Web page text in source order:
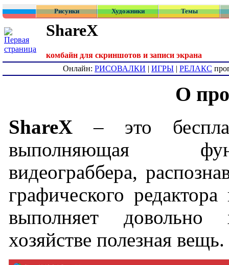
Рисунки Художники Темы
ShareX
комбайн для скриншотов и записи экрана
Онлайн: РИСОВАЛКИ | ИГРЫ | РЕЛАКС
О
ShareX – это
выполняющая
видеограббера,
графического
выполняет
хозяйстве полезная вещь.